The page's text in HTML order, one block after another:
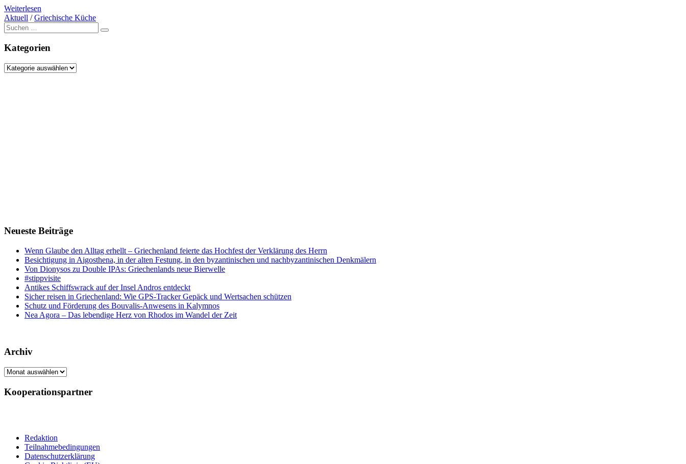
Weiterlesen
Aktuell /Griechische Küche
Suche
nach:
Kategorien
Kategorien
Neueste Beiträge
Wenn Glaube den Alltag erhellt – Griechenland feierte das Hochfest der Verklärung des Herrn
Besichtigung in Aigosthena, in der alten Festung, in den byzantinischen und nachbyzantinischen Denkmälern
Von Dionysos zu Double IPAs: Griechenlands neue Bierwelle
#stippvisite
Antikes Schiffswrack auf der Insel Andros entdeckt
Sicher reisen in Griechenland: Wie GPS-Tracker Gepäck und Wertsachen schützen
Schutz und Förderung des Bouvalis-Anwesens in Kalymnos
Nea Agora – Das lebendige Herz von Rhodos im Wandel der Zeit
Archiv
Archiv
Kooperationspartner
Redaktion
Teilnahmebedingungen
Datenschutzerklärung